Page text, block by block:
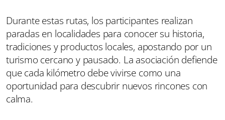
Durante estas rutas, los participantes realizan
paradas en localidades para conocer su historia,
tradiciones y productos locales, apostando por un
turismo cercano y pausado. La asociación defiende
que cada kilómetro debe vivirse como una
oportunidad para descubrir nuevos rincones con
calma.